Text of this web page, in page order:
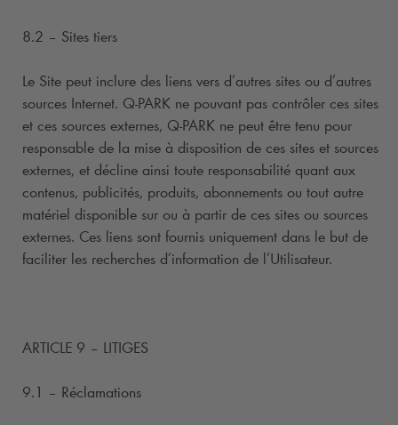
8.2 – Sites tiers
Le Site peut inclure des liens vers d’autres sites ou d’autres
sources Internet. Q-PARK ne pouvant pas contrôler ces sites
et ces sources externes, Q-PARK ne peut être tenu pour
responsable de la mise à disposition de ces sites et sources
externes, et décline ainsi toute responsabilité quant aux
contenus, publicités, produits, abonnements ou tout autre
matériel disponible sur ou à partir de ces sites ou sources
externes. Ces liens sont fournis uniquement dans le but de
faciliter les recherches d’information de l’Utilisateur.
ARTICLE 9 – LITIGES
9.1 – Réclamations